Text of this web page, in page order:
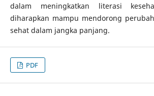
dalam meningkatkan literasi
diharapkan mampu mendorong
sehat dalam jangka panjang.
PDF